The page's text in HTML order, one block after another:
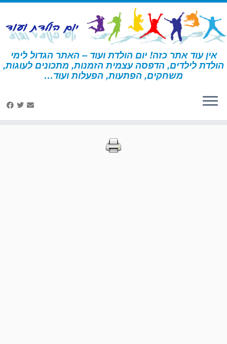
דלג
לתוכן
אין עוד אתר כזה! יום הולדת ועוד – האתר הגדול לימי
הולדת לילדים, הדפסה עצמית הזמנות, מתכונים לעוגות,
משחקים, הפתעות, הפעלות ועוד… דף הבית » הדפסות – גלידה » עמוד 24
הדפסות – גלידה